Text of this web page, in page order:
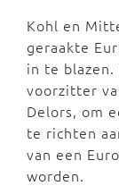
Kohl en
geraakte
in te blazen.
voorzitter
Delors, om
te richten
van een
worden.